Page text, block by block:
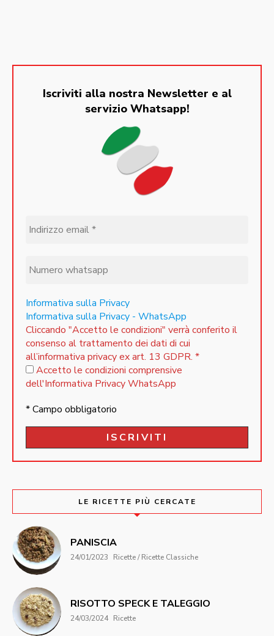
Iscriviti alla nostra Newsletter e al
servizio Whatsapp!
Informativa sulla Privacy
Informativa sulla Privacy - WhatsApp
Cliccando "Accetto le condizioni" verrà conferito il
consenso al trattamento dei dati di cui
all’informativa privacy ex art. 13 GDPR. *
Accetto le condizioni comprensive
dell'Informativa Privacy WhatsApp
* Campo obbligatorio
LE RICETTE PIÙ CERCATE
PANISCIA
24/01/2023 Ricette / Ricette Classiche
RISOTTO SPECK E TALEGGIO
24/03/2024 Ricette